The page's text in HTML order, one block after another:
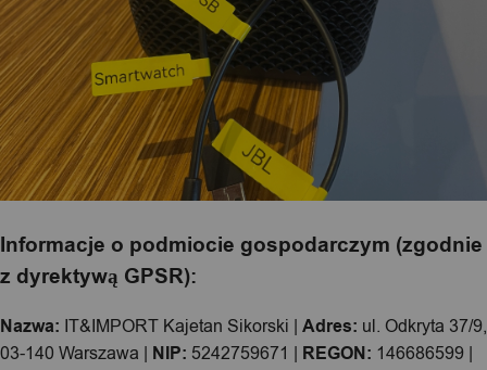
Informacje o podmiocie gospodarczym (zgodnie
z dyrektywą GPSR):
Nazwa: IT&IMPORT Kajetan Sikorski | Adres: ul. Odkryta 37/9,
03-140 Warszawa | NIP: 5242759671 | REGON: 146686599 |